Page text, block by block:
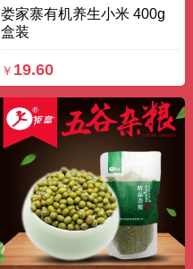
娄家寨有机养生小米 400g
盒装
￥ 19.60